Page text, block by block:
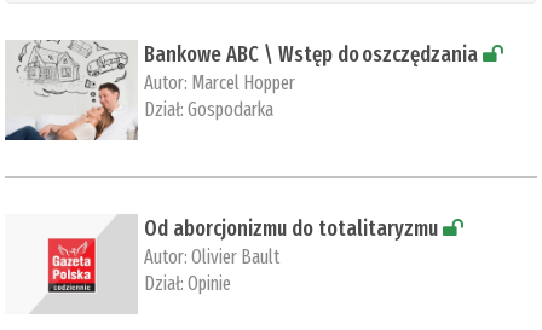
Bankowe ABC \ Wstęp do oszczędzania
Autor: Marcel Hopper
Dział:Gospodarka
Od aborcjonizmu do totalitaryzmu
Autor:Olivier Bault
Dział:Opinie